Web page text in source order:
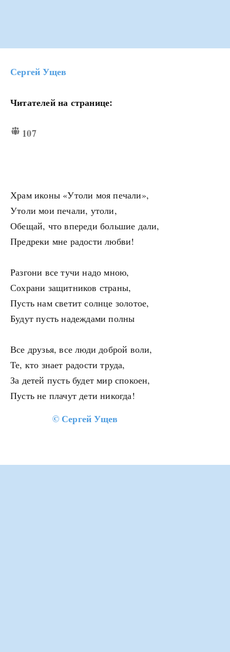
Сергей Ущев
Читателей на странице:
107
Храм иконы «Утоли моя печали»,
Утоли мои печали, утоли,
Обещай, что впереди большие дали,
Предреки мне радости любви!
Разгони все тучи надо мною,
Сохрани защитников страны,
Пусть нам светит солнце золотое,
Будут пусть надеждами полны
Все друзья, все люди доброй воли,
Те, кто знает радости труда,
За детей пусть будет мир спокоен,
Пусть не плачут дети никогда!
© Сергей Ущев